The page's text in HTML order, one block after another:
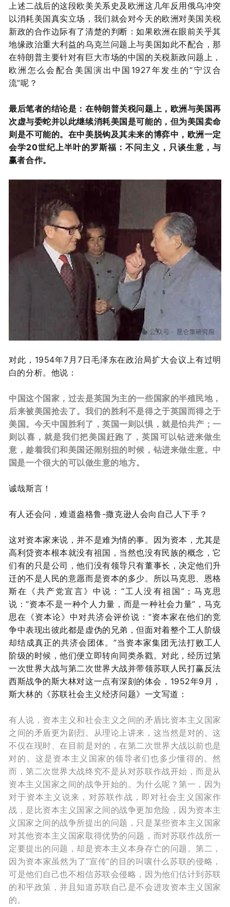
上述二战后的这段欧美关系史及欧洲这几年反用俄乌冲突
以消耗美国真实立场，我们就会对今天的欧洲对美国关税
新政的合作边际有了清楚的判断：如果欧洲在眼前关乎其
地缘政治重大利益的乌克兰问题上与美国如此不配合，那
在特朗普主要针对有巨大市场的中国的关税新政问题上，
欧洲怎么会配合美国演出中国1927年发生的“宁汉合
流”呢？
最后笔者的结论是：在特朗普关税问题上，欧洲与美国再
次虚与委蛇并以此继续消耗美国是可能的，但为美国卖命
则是不可能的。在中美脱钩及其未来的博弈中，欧洲一定
会学20世纪上半叶的罗斯福：不问主义，只谈生意，与
赢者合作。
对此，1954年7月7日毛泽东在政治局扩大会议上有过明
白的分析。他说：
中国这个国家，过去是英国为主的一些国家的半殖民地，
后来被美国抢去了。我们的胜利不是得之于英国而得之于
美国。今天中国胜利了，英国一则以惧，就是怕共产；一
则以喜，就是我们把美国赶跑了，英国可以钻进来做生
意，趁着我们和美国还闹别扭的时候，钻进来做生意。中
国是一个很大的可以做生意的地方。
诚哉斯言！
有人还会问，难道盎格鲁-撒克逊人会向自己人下手？
这对资本家来说，并不是难为情的事。因为资本，尤其是
高利贷资本根本就没有祖国，当然也没有民族的概念，它
们有的只是公司，他们没有领导只有董事长，决定他们升
迁的不是人民的意愿而是资本的多少。所以马克思、恩格
斯在《共产党宣言》中说：“工人没有祖国”；马克思
说：“资本不是一种个人力量，而是一种社会力量”，马克
思在《资本论》中对共济会评价说：“资本家在他们的竞
争中表现出彼此都是虚伪的兄弟，但面对着整个工人阶级
却结成真正的共济会团体。”当资本家集团无法打败工人
阶级的时候，他们便立即转向同类杀戳。对此，经历过第
一次世界大战与第二次世界大战并带领苏联人民打赢反法
西斯战争的斯大林对这一点有深刻的体会， 1952年9月，
斯大林的《苏联社会主义经济问题》一文写道：
有人说，资本主义和社会主义之间的矛盾比资本主义国家
之间的矛盾更为剧烈。从理论上讲来，这当然是对的。这
不仅在现时、在目前是对的，在第二次世界大战以前也是
对的。这是资本主义国家的领导者们也多少懂得的。然
而，第二次世界大战终究不是从对苏联作战开始，而是从
资本主义国家之间的战争开始的。为什么呢？第一，因为
对于资本主义说来，对苏联作战，即对社会主义国家作
战，是比资本主义国家之间的战争更加危险，因为资本主
义国家之间的战争所提出的问题，只是某些资本主义国家
对其他资本主义国家取得优势的问题，而对苏联作战所一
定要提出的问题，却是资本主义本身存亡的问题。第二，
因为资本家虽然为了“宣传”的目的叫嚷什么苏联的侵略，
可是他们自己也不相信苏联会侵略，因为他们估计到苏联
的和平政策，并且知道苏联自己是不会进攻资本主义国家
的。